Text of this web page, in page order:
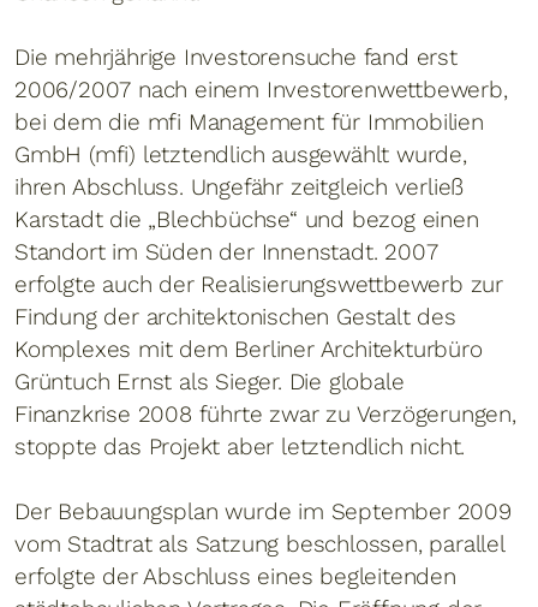
Die mehrjährige Investorensuche fand erst
2006/2007 nach einem Investorenwettbewerb,
bei dem die mfi Management für Immobilien
GmbH (mfi) letztendlich ausgewählt wurde,
ihren Abschluss. Ungefähr zeitgleich verließ
Karstadt die „Blechbüchse“ und bezog einen
Standort im Süden der Innenstadt. 2007
erfolgte auch der Realisierungswettbewerb zur
Findung der architektonischen Gestalt des
Komplexes mit dem Berliner Architekturbüro
Grüntuch Ernst als Sieger. Die globale
Finanzkrise 2008 führte zwar zu Verzögerungen,
stoppte das Projekt aber letztendlich nicht.
Der Bebauungsplan wurde im September 2009
vom Stadtrat als Satzung beschlossen, parallel
erfolgte der Abschluss eines begleitenden